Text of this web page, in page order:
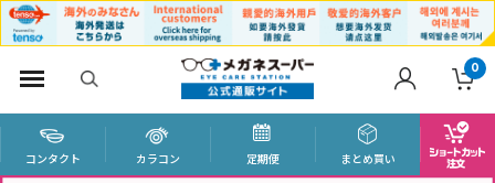
0
コンタクト カラコン 定期便 まとめ買い